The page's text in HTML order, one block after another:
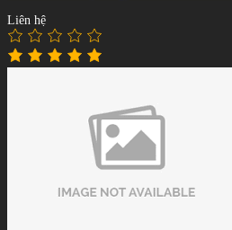
Liên hệ